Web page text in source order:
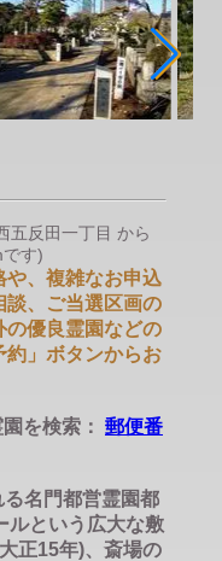
五反田一丁目 から
す)
、複雑なお申込
談、ご当選区画の
の優良霊園などの
約」ボタンからお
を検索： 郵便番
名門都営霊園都
ルという広大な敷
正15年)、斎場の